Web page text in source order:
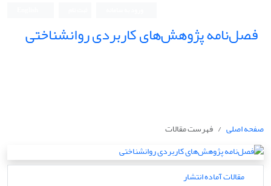
فصل‌نامه پژوهش‌های کاربردی روانشناختی
صفحه اصلی فهرست مقالات
مقالات آماده انتشار